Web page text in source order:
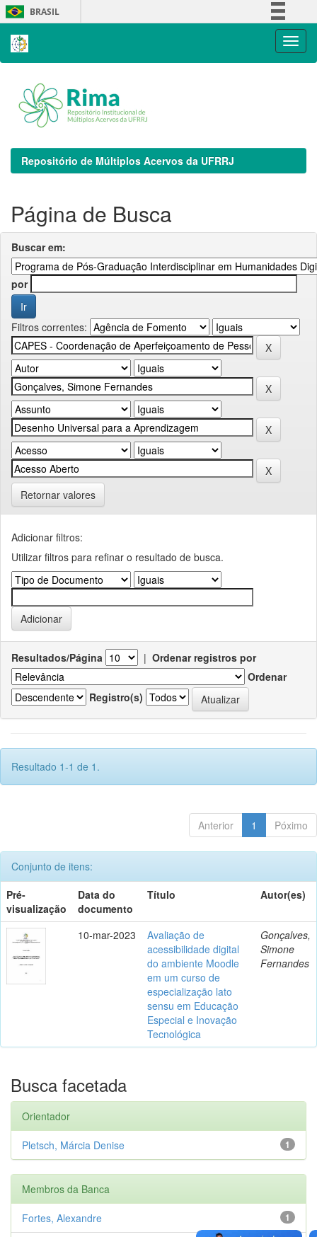
Skip
navigation
BRASIL
Repositório de Múltiplos Acervos da UFRRJ
Página de Busca
Buscar em:
por
Filtros correntes:
Retornar valores
Adicionar filtros:
Utilizar filtros para refinar o resultado de busca.
Resultados/Página | Ordenar registros por
Ordenar
Registro(s)
Resultado 1-1 de 1.
Anterior 1 Póximo
Conjunto de itens:
Pré-
visualização
Data do
documento
Título Autor(es)
10-mar-2023
Avaliação de
acessibilidade digital
do ambiente Moodle
em um curso de
especialização lato
sensu em Educação
Especial e Inovação
Tecnológica
Gonçalves,
Simone
Fernandes
Busca facetada
Orientador
1
Pletsch, Márcia Denise
Membros da Banca
1
Fortes, Alexandre